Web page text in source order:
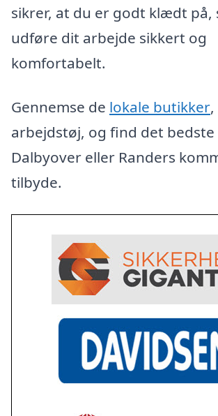
sikrer, at du er godt klædt på,
udføre dit arbejde sikkert og
komfortabelt.
Gennemse de lokale butikker
arbejdstøj, og find det
Dalbyover eller Randers
tilbyde.